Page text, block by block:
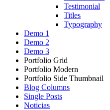
Testimonial
Titles
Typography
Demo 1
Demo 2
Demo 3
Portfolio Grid
Portfolio Modern
Portfolio Side Thumbnail
Blog Columns
Single Posts
Noticias